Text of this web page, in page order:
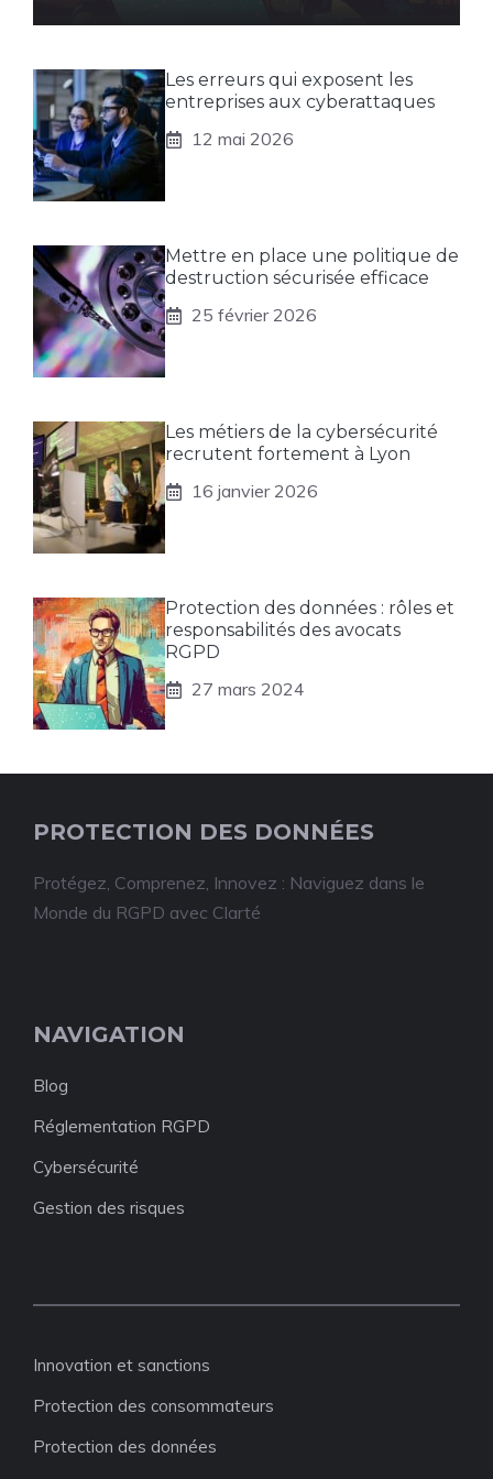
Les erreurs qui exposent les
entreprises aux cyberattaques
12 mai 2026
Mettre en place une politique de
destruction sécurisée efficace
25 février 2026
Les métiers de la cybersécurité
recrutent fortement à Lyon
16 janvier 2026
Protection des données : rôles et
responsabilités des avocats
RGPD
27 mars 2024
PROTECTION DES DONNÉES
Protégez, Comprenez, Innovez : Naviguez dans le
Monde du RGPD avec Clarté
NAVIGATION
Blog
Réglementation RGPD
Cybersécurité
Gestion des risques
Innovation et sanctions
Protection des consommateurs
Protection des données